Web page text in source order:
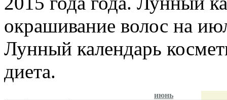
окрашивание волос на
Лунный календарь
диета.
июнь